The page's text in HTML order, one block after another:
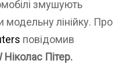
змушують
модельну лінійку. Про
повідомив
Пітер.